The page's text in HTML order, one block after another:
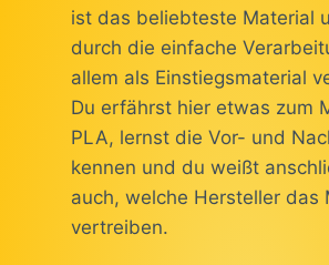
ist das beliebteste Material
durch die einfache
allem als Einstiegsmaterial
Du erfährst hier etwas zum
PLA, lernst die Vor- und
kennen und du weißt
auch, welche Hersteller das
vertreiben.